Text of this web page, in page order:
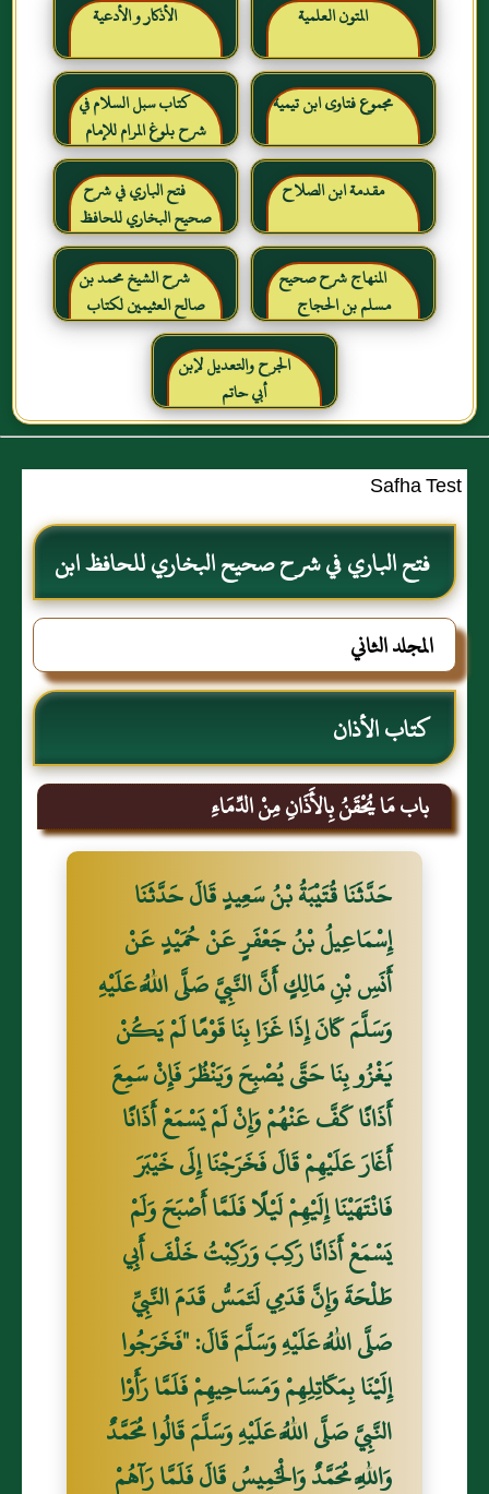
المتون العلمية الأذكار و الأدعية
مجموع فتاوى ابن تيمية
كتاب سبل السلام في
شرح بلوغ المرام للإمام
الصنعاني رحمه الله
مقدمة ابن الصلاح
فتح الباري في شرح
صحيح البخاري للحافظ
ابن حجر العسقلاني
المنهاج شرح صحيح
مسلم بن الحجاج
شرح الشيخ محمد بن
صالح العثيمين لكتاب
رياض الصالحين للإمام
النووي رحمهم الله تعالىالجرح والتعديل لإبن
أبي حاتم
Safha Test
فتح الباري في شرح صحيح البخاري للحافظ ابن
حجر العسقلاني
المجلد الثاني
كتاب الأذان
باب مَا يُحْقَنُ بِالأَذَانِ مِنْ الدِّمَاءِ
حَدَّثَنَا قُتَيْبَةُ بْنُ سَعِيدٍ قَالَ حَدَّثَنَا
إِسْمَاعِيلُ بْنُ جَعْفَرٍ عَنْ حُمَيْدٍ عَنْ
أَنَسِ بْنِ مَالِكٍ أَنَّ النَّبِيَّ صَلَّى اللَّهُ عَلَيْهِ
وَسَلَّمَ كَانَ إِذَا غَزَا بِنَا قَوْمًا لَمْ يَكُنْ
يَغْزُو بِنَا حَتَّى يُصْبِحَ وَيَنْظُرَ فَإِنْ سَمِعَ
أَذَانًا كَفَّ عَنْهُمْ وَإِنْ لَمْ يَسْمَعْ أَذَانًا
أَغَارَ عَلَيْهِمْ قَالَ فَخَرَجْنَا إِلَى خَيْبَرَ
فَانْتَهَيْنَا إِلَيْهِمْ لَيْلًا فَلَمَّا أَصْبَحَ وَلَمْ
يَسْمَعْ أَذَانًا رَكِبَ وَرَكِبْتُ خَلْفَ أَبِي
طَلْحَةَ وَإِنَّ قَدَمِي لَتَمَسُّ قَدَمَ النَّبِيِّ
صَلَّى اللَّهُ عَلَيْهِ وَسَلَّمَ قَالَ: "فَخَرَجُوا
إِلَيْنَا بِمَكَاتِلِهِمْ وَمَسَاحِيهِمْ فَلَمَّا رَأَوْا
النَّبِيَّ صَلَّى اللَّهُ عَلَيْهِ وَسَلَّمَ قَالُوا مُحَمَّدٌ
وَاللَّهِ مُحَمَّدٌ وَالْخَمِيسُ قَالَ فَلَمَّا رَآهُمْ